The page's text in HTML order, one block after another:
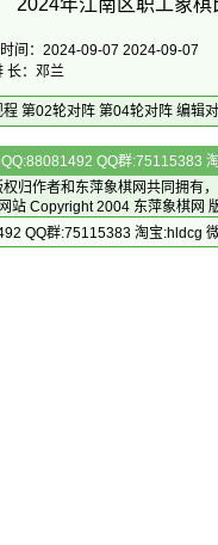
2024年江南区职工象
间：2024-09-07 2024-09-07
长：邓兰
程 第02轮对阵 第04轮对阵 编辑
QQ群:75115383
归作者和 东萍象棋网共同拥有
站 Copyright 2004 东萍象棋网
QQ群:75115383 淘宝:hldcg